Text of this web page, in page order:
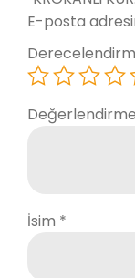
E-posta
İsim *